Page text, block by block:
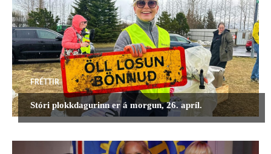
UNGMENNI
ÞINGFRÉTTIR
MEIRA
FRÉTTIR
Stóri plokkdagurinn er á morgun, 26. apríl.